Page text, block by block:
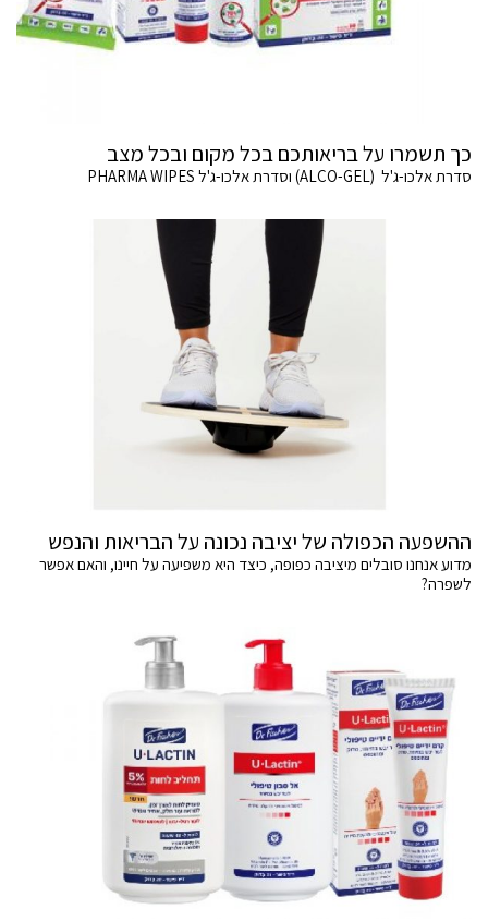
כך תשמרו על בריאותכם בכל מקום ובכל מצב
סדרת אלכו-ג'ל (ALCO-GEL) וסדרת אלכו-ג'ל PHARMA WIPES
ההשפעה הכפולה של יציבה נכונה על הבריאות והנפש
מדוע אנחנו סובלים מיציבה כפופה, כיצד היא משפיעה על חיינו, והאם אפשר
לשפרה?